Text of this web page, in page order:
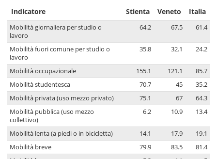
Indicatore Stienta Veneto Italia
Mobilità giornaliera per studio o
lavoro
64.2 67.5 61.4
Mobilità fuori comune per studio o
lavoro
35.8 32.1 24.2
Mobilità occupazionale 155.1 121.1
85.7
Mobilità studentesca
70.7 45
35.2
Mobilità privata (uso mezzo privato)
75.1 67
64.3
Mobilità pubblica (uso mezzo
collettivo)
6.2 10.9 13.4
Mobilità lenta (a piedi o in bicicletta) 14.1 17.9
19.1
Mobilità breve
79.9 83.5
81.4